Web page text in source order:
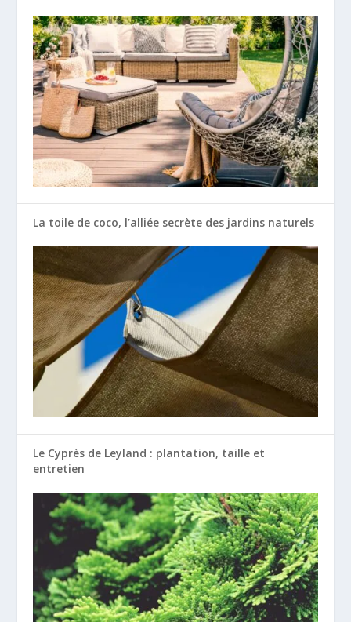
La toile de coco, l’alliée secrète des jardins naturels
Le Cyprès de Leyland : plantation, taille et
entretien